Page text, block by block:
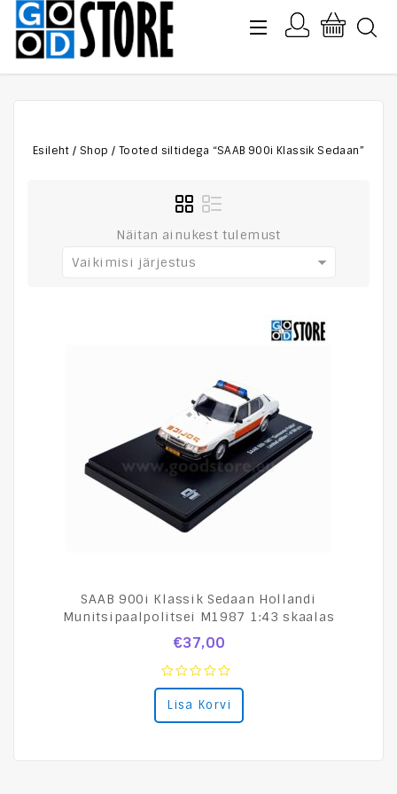
Esileht / Shop / Tooted siltidega “SAAB 900i Klassik Sedaan”
Näitan ainukest tulemust
Vaikimisi järjestus
SAAB 900i Klassik Sedaan Hollandi
Munitsipaalpolitsei M1987 1:43 skaalas
€37,00
0
out
of
Lisa Korvi